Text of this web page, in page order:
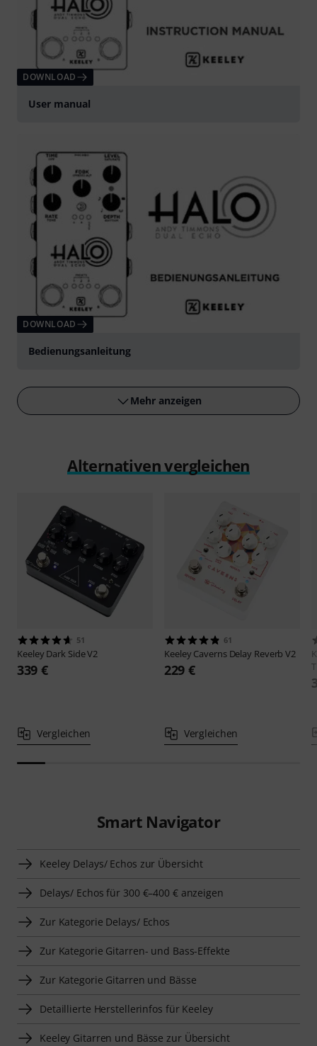
DOWNLOAD
User manual
DOWNLOAD
Bedienungsanleitung
Mehr anzeigen
Alternativen vergleichen
51
Keeley Dark Side V2
339 €
Vergleichen
61
Keeley Caverns Delay Reverb V2
229 €
Vergleichen
Smart Navigator
Keeley Delays/ Echos zur Übersicht
Delays/ Echos für 300 €–400 € anzeigen
Zur Kategorie Delays/ Echos
Zur Kategorie Gitarren- und Bass-Effekte
Zur Kategorie Gitarren und Bässe
Detaillierte Herstellerinfos für Keeley
Keeley Gitarren und Bässe zur Übersicht